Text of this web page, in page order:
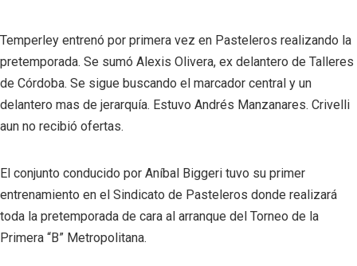
Temperley entrenó por primera vez en Pasteleros realizando la
pretemporada. Se sumó Alexis Olivera, ex delantero de Talleres
de Córdoba. Se sigue buscando el marcador central y un
delantero mas de jerarquía. Estuvo Andrés Manzanares. Crivelli
aun no recibió ofertas.
El conjunto conducido por Aníbal Biggeri tuvo su primer
entrenamiento en el Sindicato de Pasteleros donde realizará
toda la pretemporada de cara al arranque del Torneo de la
Primera “B” Metropolitana.